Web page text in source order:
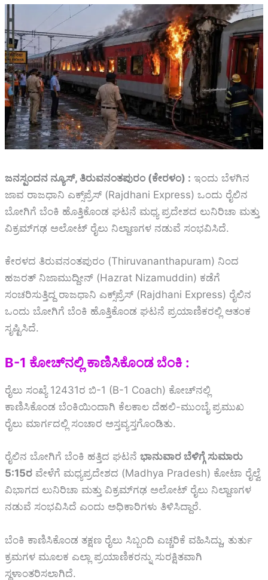
ಜನಸ್ಪಂದನ ನ್ಯೂಸ್‌, ತಿರುವನಂತಪುರಂ (ಕೇರಳಂ) : ಇಂದು ಬೆಳಗಿನ
ಜಾವ ರಾಜಧಾನಿ ಎಕ್ಸ್‌ಪ್ರೆಸ್‌ (Rajdhani Express) ಒಂದು ರೈಲಿನ
ಬೋಗಿಗೆ ಬೆಂಕಿ ಹೊತ್ತಿಕೊಂಡ ಘಟನೆ ಮಧ್ಯ ಪ್ರದೇಶದ ಲುನಿರಿಚಾ ಮತ್ತು
ವಿಕ್ರಮ್‌ಗಢ ಅಲೋಟ್ ರೈಲು ನಿಲ್ದಾಣಗಳ ನಡುವೆ ಸಂಭವಿಸಿದೆ.
ಕೇರಳದ ತಿರುವನಂತಪುರಂ (Thiruvananthapuram) ನಿಂದ
ಹಜರತ್ ನಿಜಾಮುದ್ದೀನ್ (Hazrat Nizamuddin) ಕಡೆಗೆ
ಸಂಚರಿಸುತ್ತಿದ್ದ ರಾಜಧಾನಿ ಎಕ್ಸ್‌ಪ್ರೆಸ್‌ (Rajdhani Express) ರೈಲಿನ
ಒಂದು ಬೋಗಿಗೆ ಬೆಂಕಿ ಹೊತ್ತಿಕೊಂಡ ಘಟನೆ ಪ್ರಯಾಣಿಕರಲ್ಲಿ ಆತಂಕ
ಸೃಷ್ಟಿಸಿದೆ.
B-1 ಕೋಚ್‌ನಲ್ಲಿ ಕಾಣಿಸಿಕೊಂಡ ಬೆಂಕಿ :
ರೈಲು ಸಂಖ್ಯೆ 12431ರ ಬಿ-1 (B-1 Coach) ಕೋಚ್‌ನಲ್ಲಿ
ಕಾಣಿಸಿಕೊಂಡ ಬೆಂಕಿಯಿಂದಾಗಿ ಕೆಲಕಾಲ ದೆಹಲಿ-ಮುಂಬೈ ಪ್ರಮುಖ
ರೈಲು ಮಾರ್ಗದಲ್ಲಿ ಸಂಚಾರ ಅಸ್ತವ್ಯಸ್ತಗೊಂಡಿತು.
ರೈಲಿನ ಬೋಗಿಗೆ ಬೆಂಕಿ ಹತ್ತಿದ ಘಟನೆ ಭಾನುವಾರ ಬೆಳಿಗ್ಗೆ ಸುಮಾರು
5:15ರ ವೇಳೆಗೆ ಮಧ್ಯಪ್ರದೇಶದ (Madhya Pradesh) ಕೋಟಾ ರೈಲ್ವೆ
ವಿಭಾಗದ ಲುನಿರಿಚಾ ಮತ್ತು ವಿಕ್ರಮ್‌ಗಢ ಅಲೋಟ್ ರೈಲು ನಿಲ್ದಾಣಗಳ
ನಡುವೆ ಸಂಭವಿಸಿದೆ ಎಂದು ಅಧಿಕಾರಿಗಳು ತಿಳಿಸಿದ್ದಾರೆ.
ಬೆಂಕಿ ಕಾಣಿಸಿಕೊಂಡ ತಕ್ಷಣ ರೈಲು ಸಿಬ್ಬಂದಿ ಎಚ್ಚರಿಕೆ ವಹಿಸಿದ್ದು, ತುರ್ತು
ಕ್ರಮಗಳ ಮೂಲಕ ಎಲ್ಲಾ ಪ್ರಯಾಣಿಕರನ್ನು ಸುರಕ್ಷಿತವಾಗಿ
ಸ್ಥಳಾಂತರಿಸಲಾಗಿದೆ.